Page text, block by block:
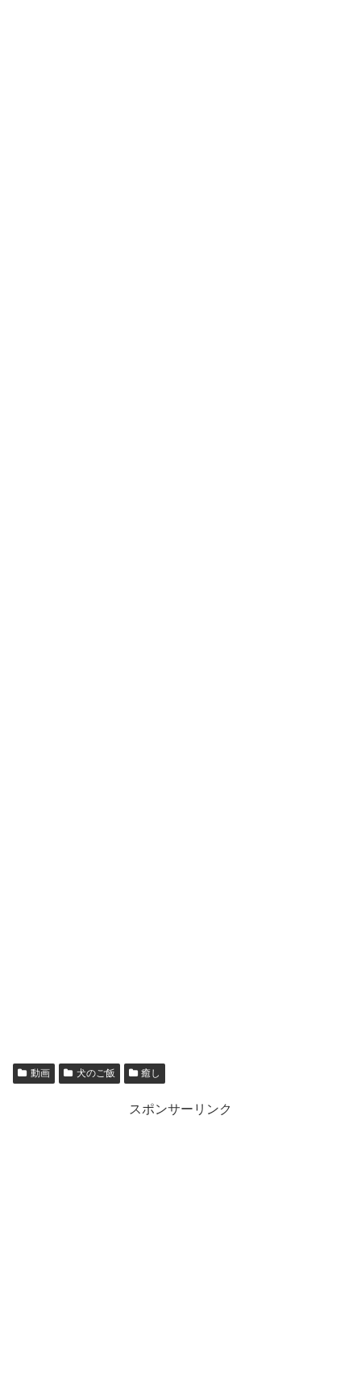
動画 犬のご飯 癒し
スポンサーリンク